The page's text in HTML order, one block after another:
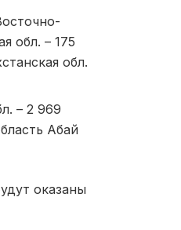
обл. – 175
обл.
– 2 969
Абай
оказаны